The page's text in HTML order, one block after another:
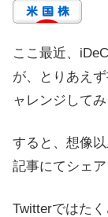
ここ最近、
が、とりあえ
ャレンジしてみ
すると、想像
記事にてシェア
Twitterではた